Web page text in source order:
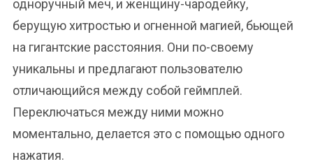
одноручный меч, и женщину-чародейку,
берущую хитростью и огненной магией, бьющей
на гигантские расстояния. Они по-своему
уникальны и предлагают пользователю
отличающийся между собой геймплей.
Переключаться между ними можно
моментально, делается это с помощью одного
нажатия.